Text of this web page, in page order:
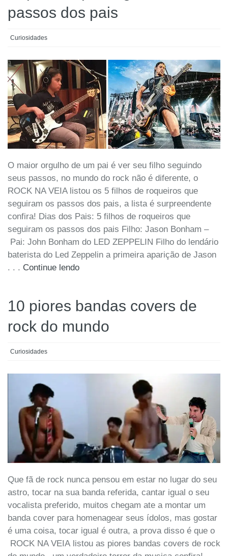
passos dos pais
Curiosidades
O maior orgulho de um pai é ver seu filho seguindo
seus passos, no mundo do rock não é diferente, o
ROCK NA VEIA listou os 5 filhos de roqueiros que
seguiram os passos dos pais, a lista é surpreendente
confira! Dias dos Pais: 5 filhos de roqueiros que
seguiram os passos dos pais Filho: Jason Bonham –
Pai: John Bonham do LED ZEPPELIN Filho do lendário
baterista do Led Zeppelin a primeira aparição de Jason
. . . Continue lendo
10 piores bandas covers de
rock do mundo
Curiosidades
Que fã de rock nunca pensou em estar no lugar do seu
astro, tocar na sua banda referida, cantar igual o seu
vocalista preferido, muitos chegam ate a montar um
banda cover para homenagear seus ídolos, mas gostar
é uma coisa, tocar igual é outra, a prova disso é que o
ROCK NA VEIA listou as piores bandas covers de rock